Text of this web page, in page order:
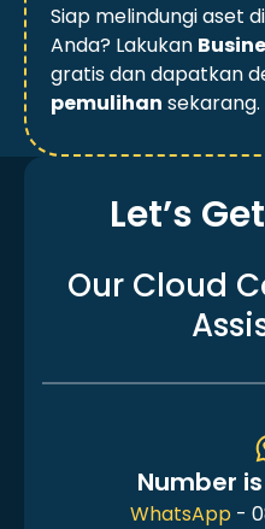
Siap melindungi aset
Anda? Lakukan
gratis dan dapatkan
pemulihan sekarang.
Let’s
Our Cloud
Number
WhatsApp -